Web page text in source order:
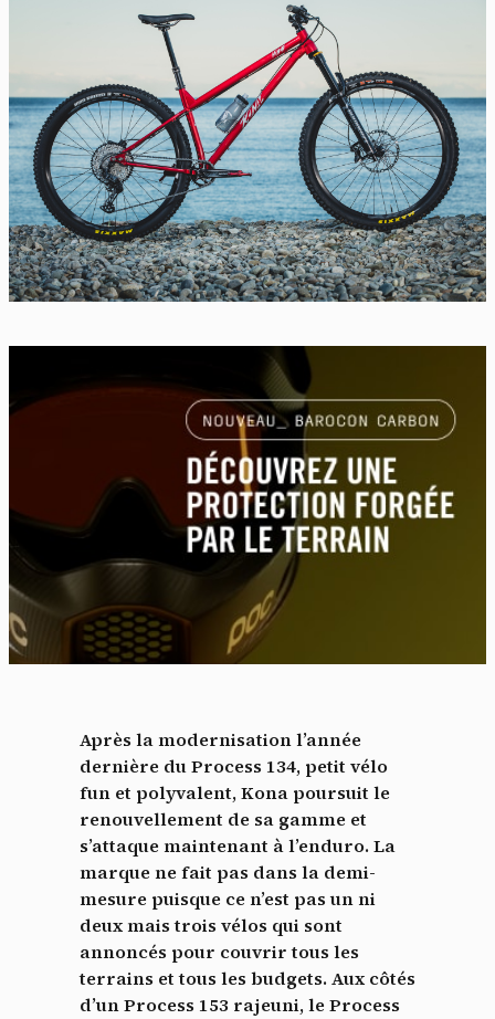
Après la modernisation l’année
dernière du Process 134, petit vélo
fun et polyvalent, Kona poursuit le
renouvellement de sa gamme et
s’attaque maintenant à l’enduro. La
marque ne fait pas dans la demi-
mesure puisque ce n’est pas un ni
deux mais trois vélos qui sont
annoncés pour couvrir tous les
terrains et tous les budgets. Aux côtés
d’un Process 153 rajeuni, le Process